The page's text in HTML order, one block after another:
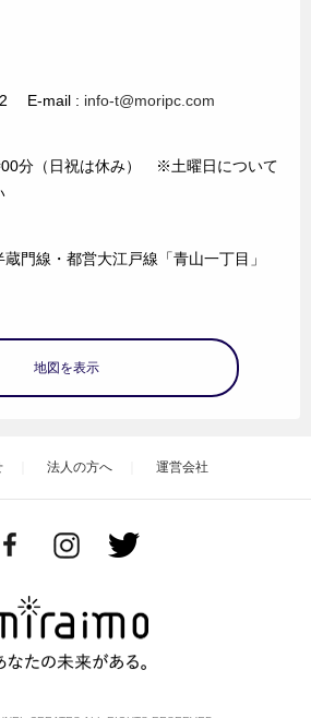
E-mail : info-t@moripc.com
00分（日祝は休み） ※土曜日について
門線・都営大江戸線「青山一丁目」
地図を表示
法人の方へ 運営会社